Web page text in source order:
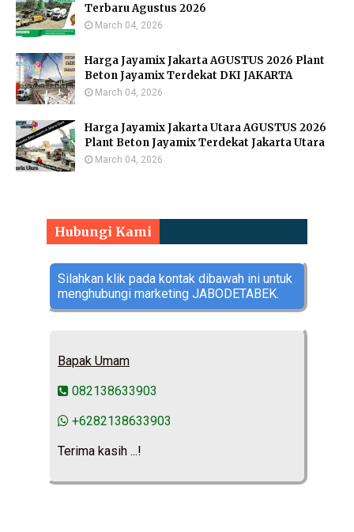
Terbaru Agustus 2026
March 04, 2026
Harga Jayamix Jakarta AGUSTUS 2026 Plant
Beton Jayamix Terdekat DKI JAKARTA
March 04, 2026
Harga Jayamix Jakarta Utara AGUSTUS 2026
Plant Beton Jayamix Terdekat Jakarta Utara
March 04, 2026
Hubungi Kami
Silahkan klik pada kontak dibawah ini untuk
menghubungi marketing JABODETABEK.
Bapak Umam
082138633903
+6282138633903
Terima kasih ...!